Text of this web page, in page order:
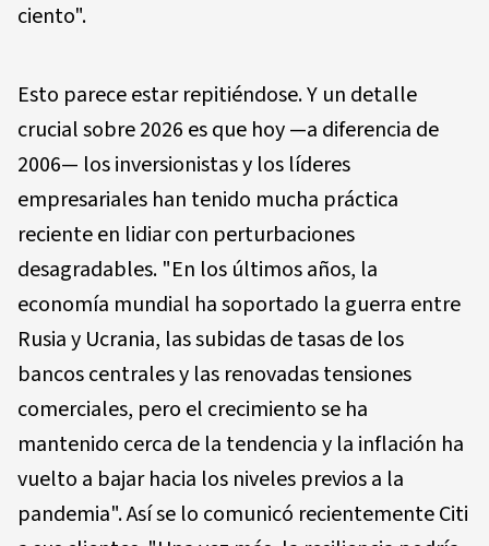
ciento".
Esto parece estar repitiéndose. Y un detalle
crucial sobre 2026 es que hoy —a diferencia de
2006— los inversionistas y los líderes
empresariales han tenido mucha práctica
reciente en lidiar con perturbaciones
desagradables. "En los últimos años, la
economía mundial ha soportado la guerra entre
Rusia y Ucrania, las subidas de tasas de los
bancos centrales y las renovadas tensiones
comerciales, pero el crecimiento se ha
mantenido cerca de la tendencia y la inflación ha
vuelto a bajar hacia los niveles previos a la
pandemia". Así se lo comunicó recientemente Citi